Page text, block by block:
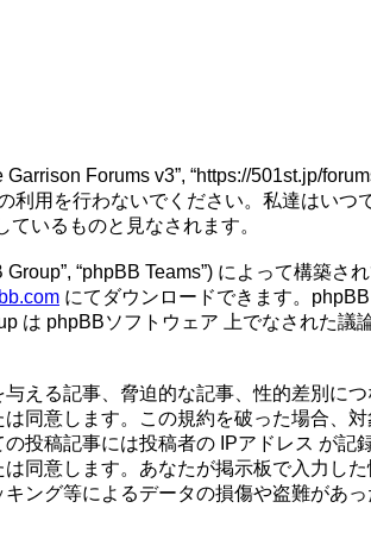
Garrison Forums v3”, “https://501st.jp/
利用を行わないでください。私達はい
いるものと見なされます。
“phpBB Teams”) によって構築さ
にてダウンロードできます。
は phpBBソフトウェア 上でなされた
える記事、脅迫的な記事、性的差別に
同意します。この規約を破った場合、
稿記事には投稿者の IPアドレス が記
同意します。あなたが掲示板で入力し
ング等によるデータの損傷や盗難があ